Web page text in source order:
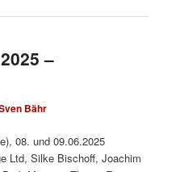
–
Bähr
08. und 09.06.2025
Ltd, Silke Bischoff, Joachim